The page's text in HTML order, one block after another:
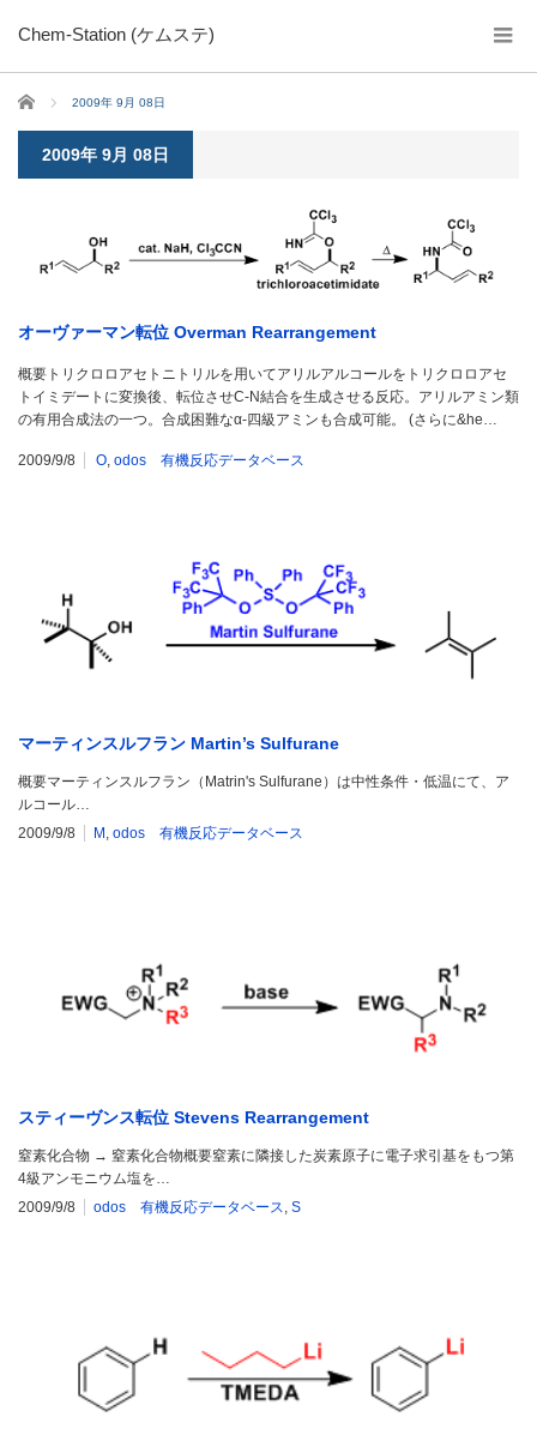
Chem-Station (ケムステ)
ホーム 2009年 9月 08日
2009年 9月 08日
オーヴァーマン転位 Overman Rearrangement
概要トリクロロアセトニトリルを用いてアリルアルコールをトリクロロアセ
トイミデートに変換後、転位させC-N結合を生成させる反応。アリルアミン類
の有用合成法の一つ。合成困難なα-四級アミンも合成可能。 (さらに&he…
2009/9/8 O odos 有機反応データベース
マーティンスルフラン Martin’s Sulfurane
概要マーティンスルフラン（Matrin's Sulfurane）は中性条件・低温にて、ア
ルコール…
2009/9/8
M , odos 有機反応データベース
スティーヴンス転位 Stevens Rearrangement
窒素化合物 → 窒素化合物概要窒素に隣接した炭素原子に電子求引基をもつ第
4級アンモニウム塩を…
2009/9/8
odos 有機反応データベース, S